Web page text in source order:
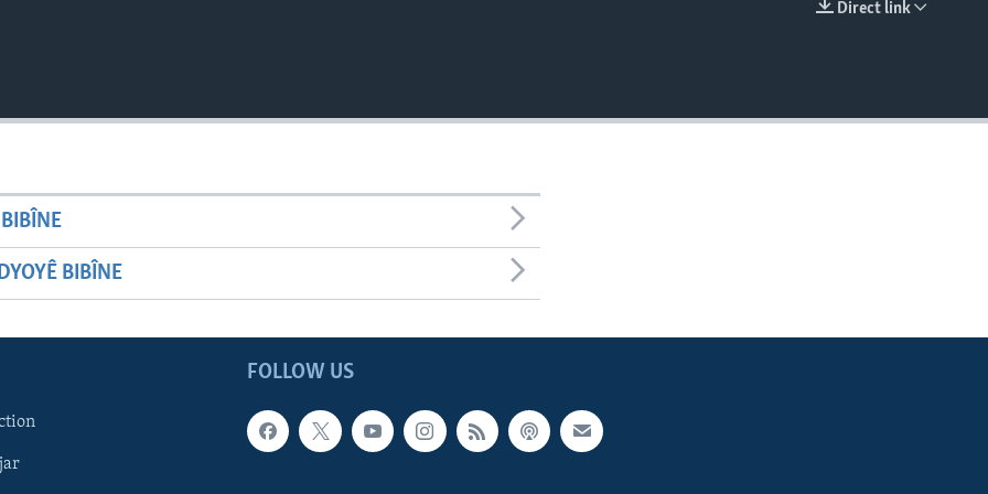
Direct link
BIBÎNE
FOLLOW US